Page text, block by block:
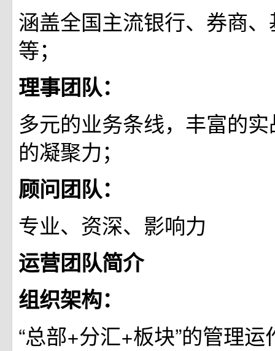
涵盖全国主流银行、券商
等；
理事团队：
多元的业务条线，丰富的
的凝聚力；
顾问团队：
专业、资深、影响力
运营团队简介
组织架构：
“总部+分汇+板块”的管理运